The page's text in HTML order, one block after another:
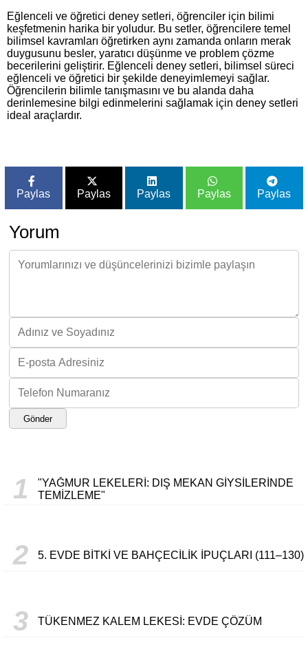
Eğlenceli ve öğretici deney setleri, öğrenciler için bilimi
keşfetmenin harika bir yoludur. Bu setler, öğrencilere temel
bilimsel kavramları öğretirken aynı zamanda onların merak
duygusunu besler, yaratıcı düşünme ve problem çözme
becerilerini geliştirir. Eğlenceli deney setleri, bilimsel süreci
eğlenceli ve öğretici bir şekilde deneyimlemeyi sağlar.
Öğrencilerin bilimle tanışmasını ve bu alanda daha
derinlemesine bilgi edinmelerini sağlamak için deney setleri
ideal araçlardır.
Paylas Paylas Paylas Paylas Paylas
Yorum
Gönder
1
"YAĞMUR LEKELERI: DIŞ MEKAN GIYSILERINDE
TEMIZLEME"
2 5. EVDE BITKI VE BAHÇECILIK İPUÇLARI (111–130)
3 TÜKENMEZ KALEM LEKESI: EVDE ÇÖZÜM